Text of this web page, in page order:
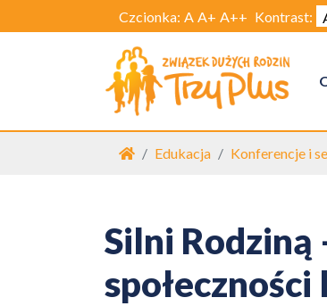
Czcionka: A A+ A++ Kontrast:
Strona główna
Edukacja Konferencje i
Silni Rodziną